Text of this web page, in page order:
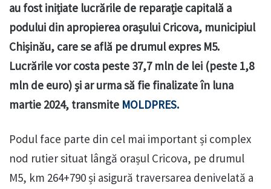
au fost inițiate lucrările de reparație capitală a
podului din apropierea orașului Cricova, municipiul
Chișinău, care se află pe drumul expres M5.
Lucrările vor costa peste 37,7 mln de lei (peste 1,8
mln de euro) și ar urma să fie finalizate în luna
martie 2024, transmite MOLDPRES.
Podul face parte din cel mai important și complex
nod rutier situat lângă orașul Cricova, pe drumul
M5, km 264+790 și asigură traversarea denivelată a